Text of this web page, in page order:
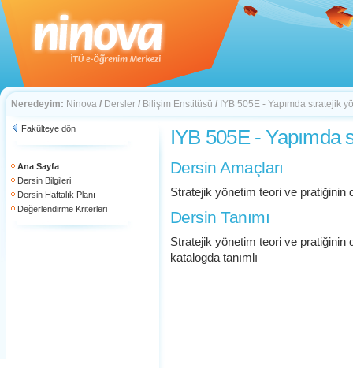
Neredeyim: Ninova / Dersler / Bilişim Enstitüsü / IYB 505E - Yapımda stratejik
Fakülteye dön
Ana Sayfa
Dersin Bilgileri
Dersin Haftalık Planı
Değerlendirme Kriterleri
IYB 505E - Yapımda
Dersin Amaçları
Stratejik yönetim teori ve pratiğinin
Dersin Tanımı
Stratejik yönetim teori ve pratiğinin
katalogda tanımlı